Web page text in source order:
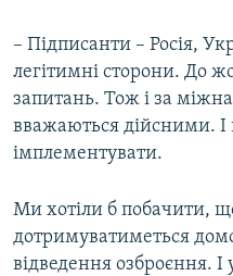
– Підписанти – Росія,
легітимні сторони. До
запитань. Тож і за
вважаються дійсними. І
імплементувати.
Ми хотіли б побачити,
дотримуватиметься
відведення озброєння. І